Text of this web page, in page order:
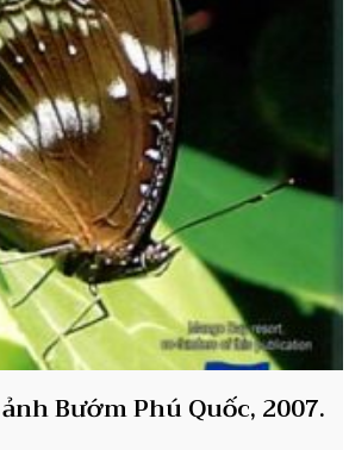
Bướm Phú Quốc, 2007.